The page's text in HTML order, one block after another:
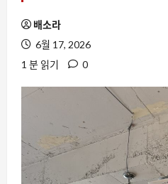
배소라
6월 17, 2026
1 분 읽기
0